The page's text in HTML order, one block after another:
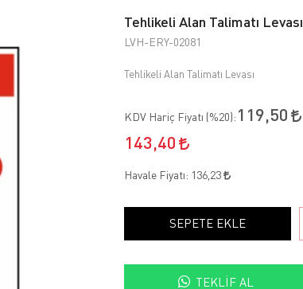
Tehlikeli Alan Talimatı Levası
LVH-ERY-02081
Tehlikeli Alan Talimatı Levası
KDV Hariç Fiyatı (%20): 119,50
143,40
Havale Fiyatı: 136,23
SEPETE EKLE
TEKLIF AL